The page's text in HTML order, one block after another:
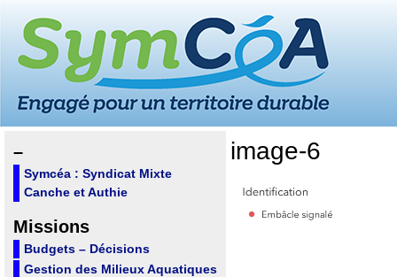
–
Symcéa : Syndicat Mixte
Canche et Authie
Missions
Budgets – Décisions
Gestion des Milieux Aquatiques
image-6